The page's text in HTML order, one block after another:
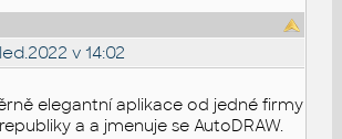
v 14:02
elegantní aplikace od jedné firmy
a a jmenuje se AutoDRAW.